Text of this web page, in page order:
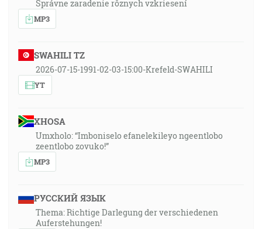
Správne zaradenie rôznych vzkriesení
MP3
SWAHILI TZ
2026-07-15-1991-02-03-15:00-Krefeld-SWAHILI
YT
XHOSA
Umxholo: “Imboniselo efanelekileyo ngeentlobo
zeentlobo zovuko!”
MP3
РУССКИЙ ЯЗЫК
Thema: Richtige Darlegung der verschiedenen
Auferstehungen!